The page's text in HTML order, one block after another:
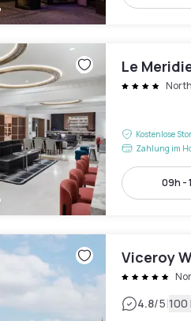
Le
Kostenlose
Zahlung im
09h -
Viceroy
4.8/5|